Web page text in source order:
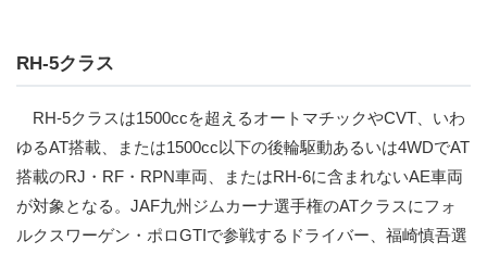
RH-5クラス
RH-5クラスは1500ccを超えるオートマチックやCVT、いわ
ゆるAT搭載、または1500cc以下の後輪駆動あるいは4WDでAT
搭載のRJ・RF・RPN車両、またはRH-6に含まれないAE車両
が対象となる。JAF九州ジムカーナ選手権のATクラスにフォ
ルクスワーゲン・ポロGTIで参戦するドライバー、福崎慎吾選